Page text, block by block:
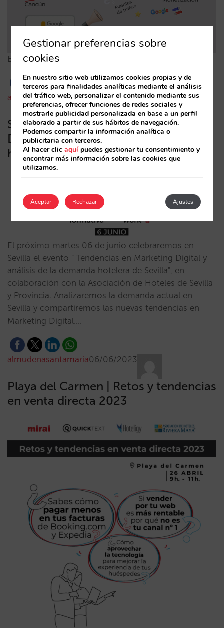
El fin de Universal Analytics. ¿Estás listo para GA4?…
almudenasantamaria21/06/2023
Sevilla | Tendencias en Marketing
Digital y análisis de la demanda
hotelera de Sevilla
El próximo martes 06 de junio celebraremos en
Sevilla el evento " Tendencias en Marketing Digital y
análisis de la demanda hotelera de Sevilla", en
colaboración con la Asociación de Hoteles de Sevilla
y Provincia. Analizaremos la demanda actual en
Sevilla y compartiremos las nuevas tendencias en
Marketing Digital.…
almudenasantamaria06/06/2023
Playa del Carmen | Retos y tendencias
en venta directa 2023
Gestionar preferencias sobre
cookies
En nuestro sitio web utilizamos cookies propias y de
terceros para finalidades analíticas mediante el análisis
del tráfico web, personalizar el contenido mediante sus
preferencias, ofrecer funciones de redes sociales y
mostrarle publicidad personalizada en base a un perfil
elaborado a partir de sus hábitos de navegación.
Podemos compartir la información analítica o
publicitaria con terceros.
Al hacer clicaquípuedes gestionar tu consentimiento y
encontrar más información sobre las cookies que
utilizamos.
Aceptar Ajustes
Rechazar